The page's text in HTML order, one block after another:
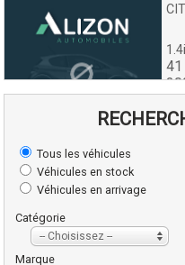
41
Tous les véhicules
Véhicules en stock
Véhicules en arrivage
Catégorie
-- Choisissez --
Marque